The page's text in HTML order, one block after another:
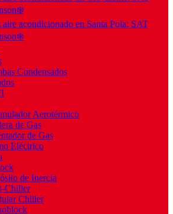
aire acondicionado en Santa Pola: SAT
Condensados
Aerotérmico
de Gas
de Gas
Eléctrico
de Inercia
Chiller
Chiller